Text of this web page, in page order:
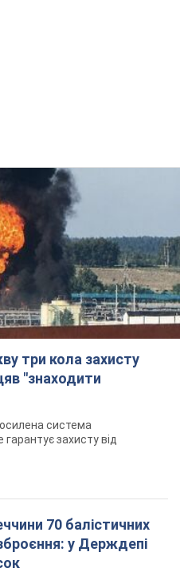
три кола захисту
"знаходити
система
захисту від
70 балістичних
у Держдепі